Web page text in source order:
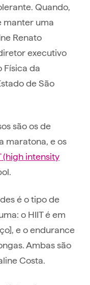
Quando,
manter uma
Renato
executivo
Física da
de São
são os de
maratona, e os
(high intensity
é o tipo de
o HIIT é em
e o endurance
Ambas são
Costa.